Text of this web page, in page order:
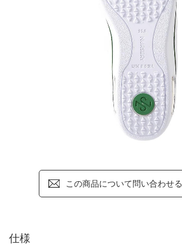
この商品について問い合わせる
仕様